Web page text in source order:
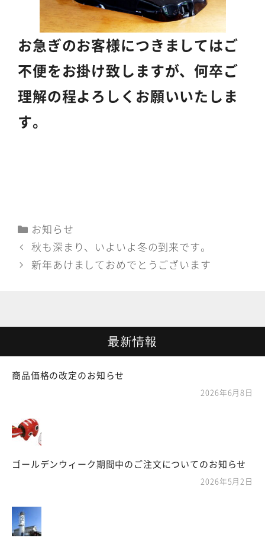
お急ぎのお客様につきましてはご
不便をお掛け致しますが、何卒ご
理解の程よろしくお願いいたしま
す。
カ
テ
ゴ
リ
お知らせ
秋も深まり、いよいよ冬の到来です。
新年あけましておめでとうございます
最新情報
商品価格の改定のお知らせ
2026年6月8日
ゴールデンウィーク期間中のご注文についてのお知らせ
2026年5月2日